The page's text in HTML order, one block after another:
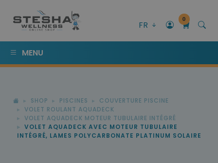
FR
0
MENU
SHOP PISCINES
COUVERTURE PISCINE
VOLET ROULANT AQUADECK
VOLET AQUADECK MOTEUR TUBULAIRE INTÉGRÉ
VOLET AQUADECK AVEC MOTEUR TUBULAIRE
INTÉGRÉ, LAMES POLYCARBONATE PLATINUM SOLAIRE